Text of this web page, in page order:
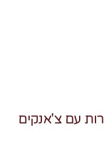
עם צ'אנקים